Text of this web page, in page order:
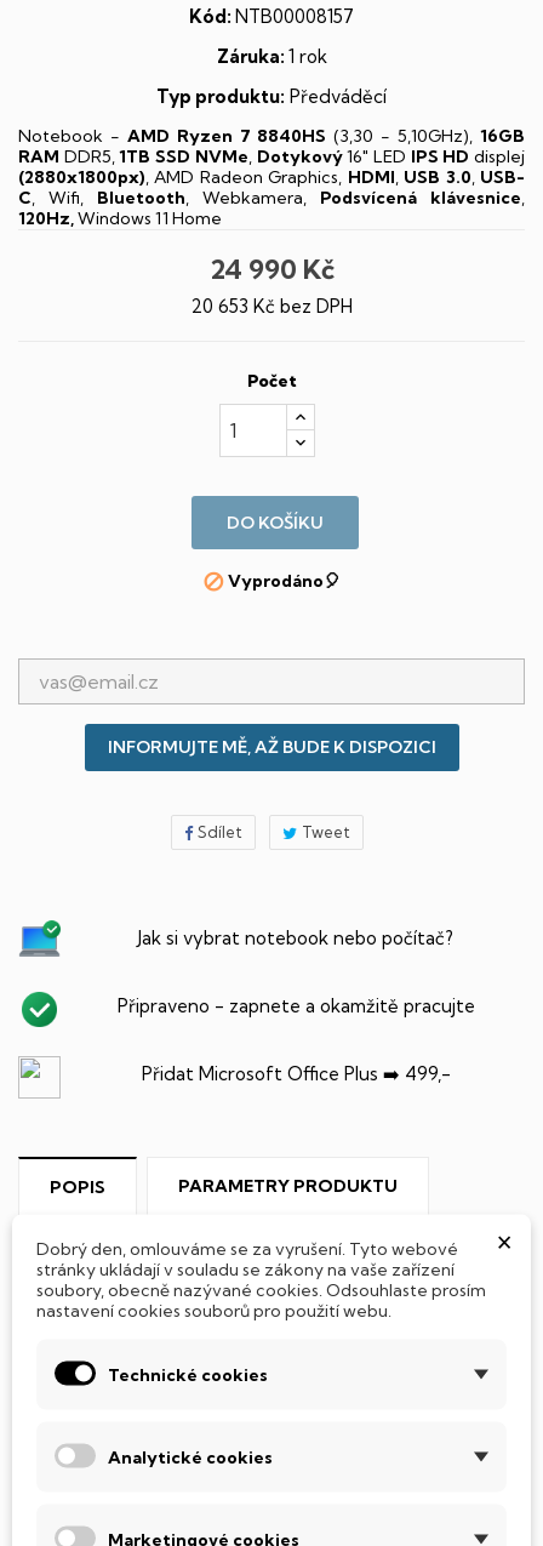
Kód: NTB00008157
Záruka: 1 rok
Typ produktu: Předváděcí
Notebook - AMD Ryzen 7 8840HS(3,30 - 5,10GHz),16GB
RAM DDR5,1TB SSD NVMe, Dotykový16" LED IPS HD displej
(2880x1800px), AMD Radeon Graphics, HDMI, USB 3.0, USB-
C, Wifi, Bluetooth, Webkamera, Podsvícená klávesnice,
120Hz,Windows 11 Home
24 990 Kč
20 653 Kč bez DPH
Počet
DO KOŠÍKU
Vyprodáno🎈
INFORMUJTE MĚ, AŽ BUDE K DISPOZICI
Sdílet Tweet
Jak si vybrat notebook nebo počítač?
Připraveno - zapnete a okamžitě pracujte
Přidat Microsoft Office Plus ➡️ 499,-
POPIS PARAMETRY PRODUKTU
SSD Disk
Tento notebook je vybavenSSD(Solid State Drive)
diskem, který na rozdíl od starších magnetických HDD
součástmi a je tak mnohem méně náchylný
mnohem
rychlejšípráci s daty.
×
Dobrý den, omlouváme se za vyrušení. Tyto webové
stránky ukládají v souladu se zákony na vaše zařízení
soubory, obecně nazývané cookies. Odsouhlaste prosím
nastavení cookies souborů pro použití webu.
Technické cookies
Analytické cookies
Marketingové cookies